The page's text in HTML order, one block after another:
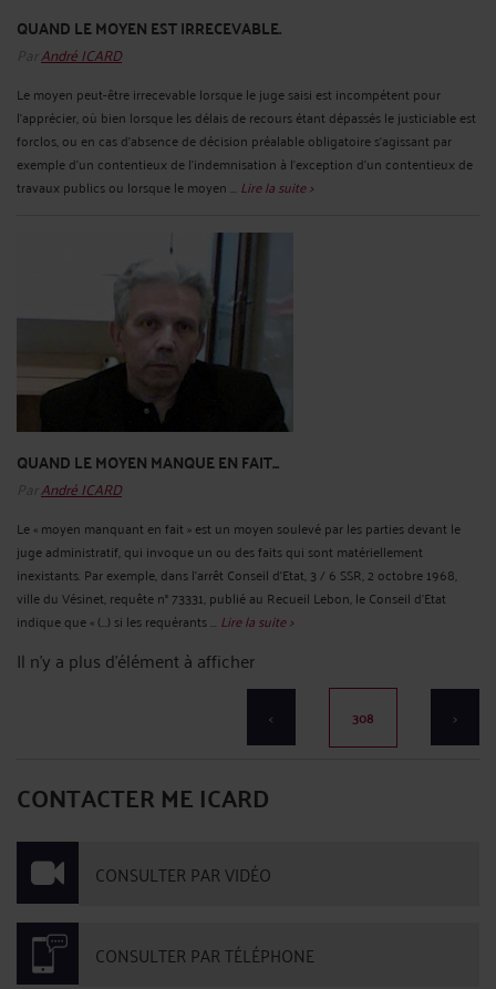
QUAND LE MOYEN EST IRRECEVABLE.
ParAndré ICARD
Le moyen peut-être irrecevable lorsque le juge saisi est incompétent pour
l'apprécier, où bien lorsque les délais de recours étant dépassés le justiciable est
forclos, ou en cas d'absence de décision préalable obligatoire s'agissant par
exemple d'un contentieux de l'indemnisation à l'exception d'un contentieux de
travaux publics ou lorsque le moyen ... Lire la suite >
QUAND LE MOYEN MANQUE EN FAIT...
ParAndré ICARD
Le « moyen manquant en fait » est un moyen soulevé par les parties devant le
juge administratif, qui invoque un ou des faits qui sont matériellement
inexistants. Par exemple, dans l'arrêt Conseil d'Etat, 3 / 6 SSR, 2 octobre 1968,
ville du Vésinet, requête n° 73331, publié au Recueil Lebon, le Conseil d'Etat
indique que « (...) si les requérants ... Lire la suite >
Il n'y a plus d'élément à afficher
< 308 >
CONTACTER ME ICARD
CONSULTER PAR VIDÉO
CONSULTER PAR TÉLÉPHONE